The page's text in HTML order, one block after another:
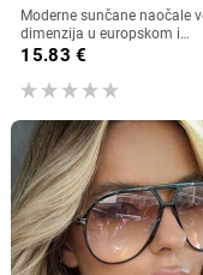
Moderne sunčane naočale
dimenzija u europskom i
američkom stilu, ženske
sunčane naočale s
krojem i širokim nogama,
prekograničnim krojem
15.83 €